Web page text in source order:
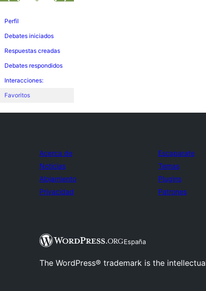
Perfil
Debates iniciados
Respuestas creadas
Debates respondidos
Interacciones:
Favoritos
Acerca de
Noticias
Alojamiento
Privacidad
Escaparate
Temas
Plugins
Patrones
España
The WordPress® trademark is the